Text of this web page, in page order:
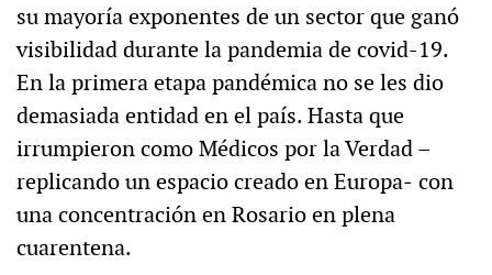
su mayoría exponentes de un sector que ganó
visibilidad durante la pandemia de covid-19.
En la primera etapa pandémica no se les dio
demasiada entidad en el país. Hasta que
irrumpieron como Médicos por la Verdad –
replicando un espacio creado en Europa‒ con
una concentración en Rosario en plena
cuarentena.